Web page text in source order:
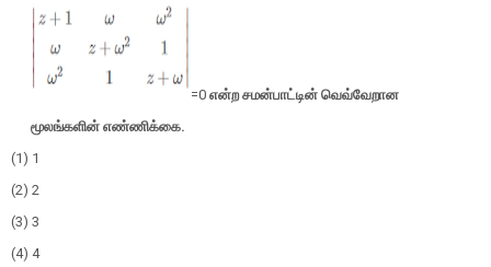
=0 என்ற சமன்பாட்டின் வெவ்வேறான
மூலங்களின் எண்ணிக்கை.
(1) 1
(2) 2
(3) 3
(4) 4